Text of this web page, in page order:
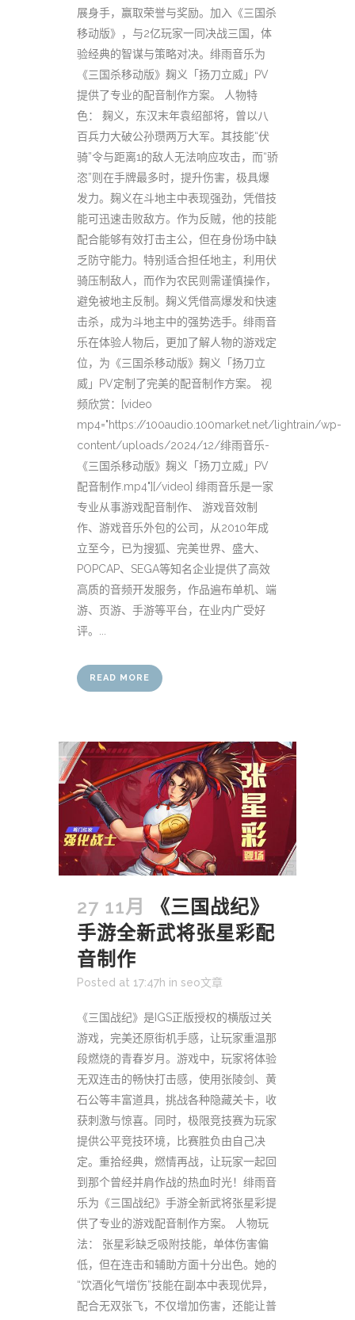
展身手，赢取荣誉与奖励。加入《三国杀
移动版》，与2亿玩家一同决战三国，体
验经典的智谋与策略对决。绯雨音乐为
《三国杀移动版》麹义「扬刀立威」PV
提供了专业的配音制作方案。 人物特
色： 麹义，东汉末年袁绍部将，曾以八
百兵力大破公孙瓒两万大军。其技能“伏
骑”令与距离1的敌人无法响应攻击，而“骄
恣”则在手牌最多时，提升伤害，极具爆
发力。麹义在斗地主中表现强劲，凭借技
能可迅速击败敌方。作为反贼，他的技能
配合能够有效打击主公，但在身份场中缺
乏防守能力。特别适合担任地主，利用伏
骑压制敌人，而作为农民则需谨慎操作，
避免被地主反制。麹义凭借高爆发和快速
击杀，成为斗地主中的强势选手。绯雨音
乐在体验人物后，更加了解人物的游戏定
位，为《三国杀移动版》麹义「扬刀立
威」PV定制了完美的配音制作方案。 视
频欣赏：[video
mp4="https://100audio.100market.net/lightrain/wp-
content/uploads/2024/12/绯雨音乐-
《三国杀移动版》麹义「扬刀立威」PV
配音制作.mp4"][/video] 绯雨音乐是一家
专业从事游戏配音制作、 游戏音效制
作、游戏音乐外包的公司，从2010年成
立至今，已为搜狐、完美世界、盛大、
POPCAP、SEGA等知名企业提供了高效
高质的音频开发服务，作品遍布单机、端
游、页游、手游等平台，在业内广受好
评。...
READ MORE
27 11月
《三国战纪》
手游全新武将张星彩配
音制作
Posted at 17:47h in seo文章
《三国战纪》是IGS正版授权的横版过关
游戏，完美还原街机手感，让玩家重温那
段燃烧的青春岁月。游戏中，玩家将体验
无双连击的畅快打击感，使用张陵剑、黄
石公等丰富道具，挑战各种隐藏关卡，收
获刺激与惊喜。同时，极限竞技赛为玩家
提供公平竞技环境，比赛胜负由自己决
定。重拾经典，燃情再战，让玩家一起回
到那个曾经并肩作战的热血时光！绯雨音
乐为《三国战纪》手游全新武将张星彩提
供了专业的游戏配音制作方案。 人物玩
法： 张星彩缺乏吸附技能，单体伤害偏
低，但在连击和辅助方面十分出色。她的
“饮酒化气增伤”技能在副本中表现优异，
配合无双张飞，不仅增加伤害，还能让普